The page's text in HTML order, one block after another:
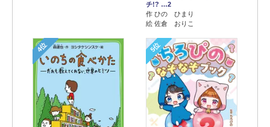
チ!? …2
作 ひの ひまり
絵 佐倉 おりこ
4位 5位